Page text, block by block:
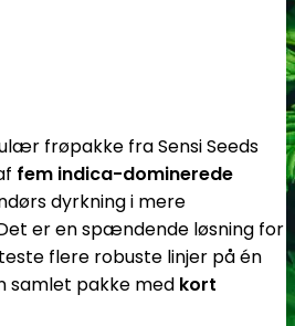
frøpakke fra Sensi Seeds
fem indica-dominerede
dyrkning i mere
er en spændende løsning for
flere robuste linjer på én
samlet pakke med kort